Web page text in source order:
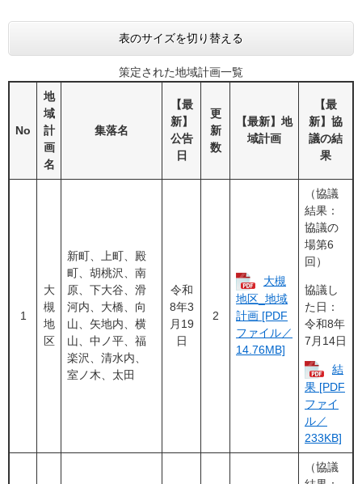
表のサイズを切り替える
策定された地域計画一覧
No
地
域
計
画
名
集落名
【最
新】
公告
日
更
新
数
【最新】地
域計画
【最
新】協
議の結
果
1
大
槻
地
区
新町、上町、殿
町、胡桃沢、南
原、下大谷、滑
河内、大橋、向
山、矢地内、横
山、中ノ平、福
楽沢、清水内、
室ノ木、太田
令和
8年3
月19
日
2
大槻
地区_地域
計画 [PDF
ファイル／
14.76MB]
（協議
結果：
協議の
場第6
回）
協議し
た日：
令和8年
7月14日
結
果 [PDF
ファイ
ル／
233KB]
（協議